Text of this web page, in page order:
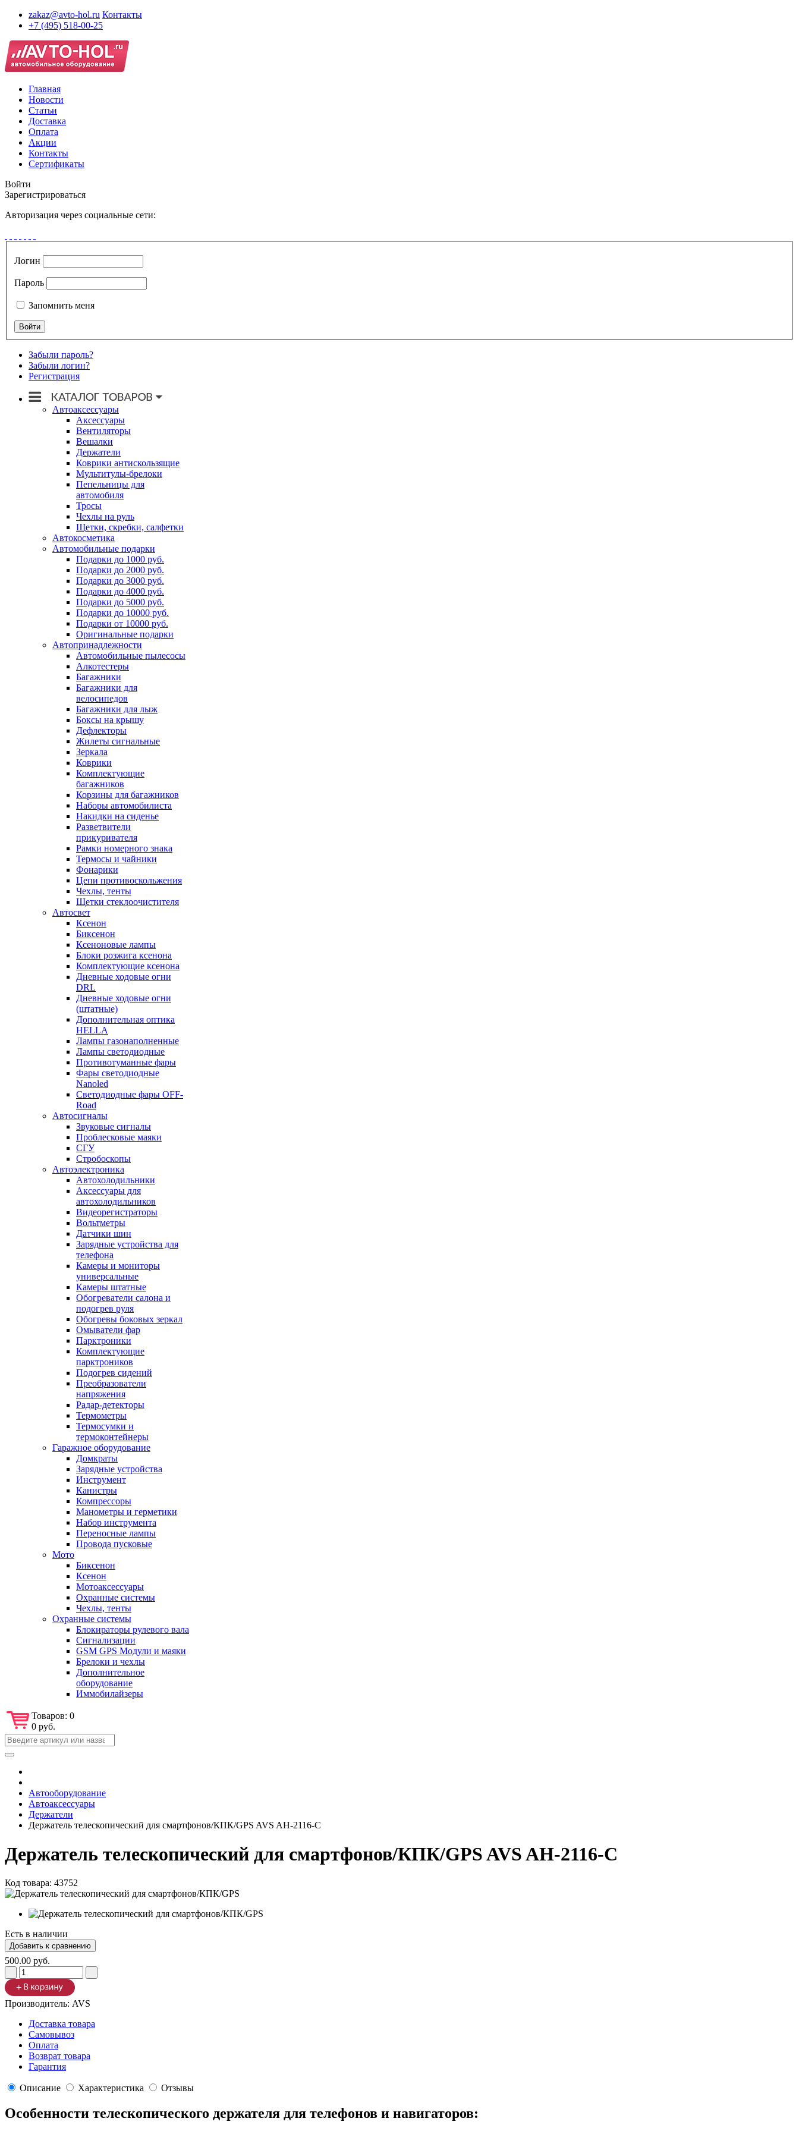
zakaz@avto-hol.ru Контакты
+7 (495) 518-00-25
Главная
Новости
Статьи
Доставка
Оплата
Акции
Контакты
Сертификаты
Войти
Зарегистрироваться
Авторизация через социальные сети:
Логин
Пароль
Запомнить меня
Забыли пароль?
Забыли логин?
Регистрация
Автоаксессуары
Аксессуары
Вентиляторы
Вешалки
Держатели
Коврики антискользящие
Мультитулы-брелоки
Пепельницы для
автомобиля
Тросы
Чехлы на руль
Щетки, скребки, салфетки
Автокосметика
Автомобильные подарки
Подарки до 1000 руб.
Подарки до 2000 руб.
Подарки до 3000 руб.
Подарки до 4000 руб.
Подарки до 5000 руб.
Подарки до 10000 руб.
Подарки от 10000 руб.
Оригинальные подарки
Автопринадлежности
Автомобильные пылесосы
Алкотестеры
Багажники
Багажники для
велосипедов
Багажники для лыж
Боксы на крышу
Дефлекторы
Жилеты сигнальные
Зеркала
Коврики
Комплектующие
багажников
Корзины для багажников
Наборы автомобилиста
Накидки на сиденье
Разветвители
прикуривателя
Рамки номерного знака
Термосы и чайники
Фонарики
Цепи противоскольжения
Чехлы, тенты
Щетки стеклоочистителя
Автосвет
Ксенон
Биксенон
Ксеноновые лампы
Блоки розжига ксенона
Комплектующие ксенона
Дневные ходовые огни
DRL
Дневные ходовые огни
(штатные)
Дополнительная оптика
HELLA
Лампы газонаполненные
Лампы светодиодные
Противотуманные фары
Фары светодиодные
Nanoled
Светодиодные фары OFF-
Road
Автосигналы
Звуковые сигналы
Проблесковые маяки
СГУ
Стробоскопы
Автоэлектроника
Автохолодильники
Аксессуары для
автохолодильников
Видеорегистраторы
Вольтметры
Датчики шин
Зарядные устройства для
телефона
Камеры и мониторы
универсальные
Камеры штатные
Обогреватели салона и
подогрев руля
Обогревы боковых зеркал
Омыватели фар
Парктроники
Комплектующие
парктроников
Подогрев сидений
Преобразователи
напряжения
Радар-детекторы
Термометры
Термосумки и
термоконтейнеры
Гаражное оборудование
Домкраты
Зарядные устройства
Инструмент
Канистры
Компрессоры
Манометры и герметики
Набор инструмента
Переносные лампы
Провода пусковые
Мото
Биксенон
Ксенон
Мотоаксессуары
Охранные системы
Чехлы, тенты
Охранные системы
Блокираторы рулевого вала
Сигнализации
GSM GPS Модули и маяки
Брелоки и чехлы
Дополнительное
оборудование
Иммобилайзеры
Товаров: 0
0 руб.
Автооборудование
Автоаксессуары
Держатели
Держатель телескопический для смартфонов/КПК/GPS AVS AH-2116-C
Держатель телескопический для смартфонов/КПК/GPS AVS AH-2116-C
Код товара: 43752
Есть в наличии
500.00 руб.
Производитель: AVS
Доставка товара
Самовывоз
Оплата
Возврат товара
Гарантия
Описание Характеристика Отзывы
Особенности телескопического держателя для телефонов и навигаторов: